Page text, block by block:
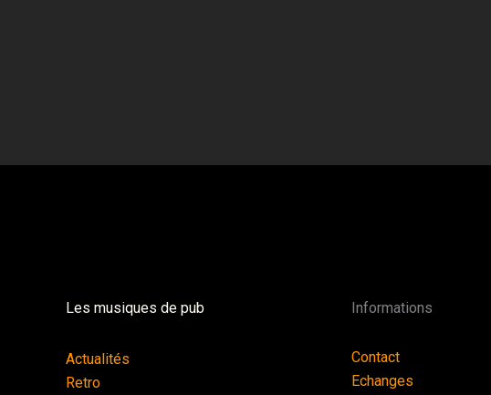
Les musiques de pub
Actualités
Retro
Informations
Contact
Echanges